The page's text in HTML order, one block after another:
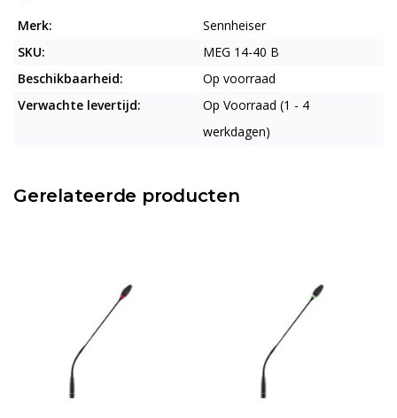
Merk:
Sennheiser
SKU:
MEG 14-40 B
Beschikbaarheid:
Op voorraad
Verwachte levertijd:
Op Voorraad (1 - 4
werkdagen)
Gerelateerde producten